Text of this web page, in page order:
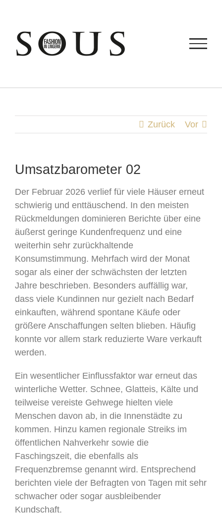
springen
Zurück Vor
Umsatzbarometer 02
Der Februar 2026 verlief für viele Häuser erneut
schwierig und enttäuschend. In den meisten
Rückmeldungen dominieren Berichte über eine
äußerst geringe Kundenfrequenz und eine
weiterhin sehr zurückhaltende
Konsumstimmung. Mehrfach wird der Monat
sogar als einer der schwächsten der letzten
Jahre beschrieben. Besonders auffällig war,
dass viele Kundinnen nur gezielt nach Bedarf
einkauften, während spontane Käufe oder
größere Anschaffungen selten blieben. Häufig
konnte vor allem stark reduzierte Ware verkauft
werden.
Ein wesentlicher Einflussfaktor war erneut das
winterliche Wetter. Schnee, Glatteis, Kälte und
teilweise vereiste Gehwege hielten viele
Menschen davon ab, in die Innenstädte zu
kommen. Hinzu kamen regionale Streiks im
öffentlichen Nahverkehr sowie die
Faschingszeit, die ebenfalls als
Frequenzbremse genannt wird. Entsprechend
berichten viele der Befragten von Tagen mit sehr
schwacher oder sogar ausbleibender
Kundschaft.